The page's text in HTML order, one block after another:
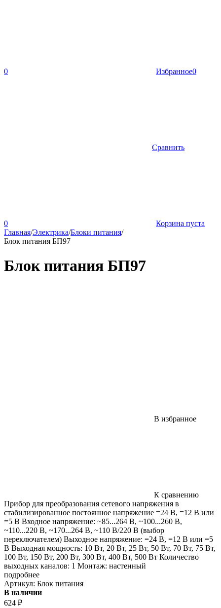
0 Избранное0
Сравнить
0
Корзина пуста
Главная/Электрика/Блоки питания/
Блок питания БП97
Блок питания БП97
В избранное
К сравнению
Прибор для преобразования сетевого напряжения в
стабилизированное постоянное напряжение =24 В, =12 В или
=5 В Входное напряжение: ~85...264 В, ~100...260 В,
~110...220 В, ~170...264 В, ~110 В/220 В (выбор
переключателем) Выходное напряжение: =24 В, =12 В или =5
В Выходная мощность: 10 Вт, 20 Вт, 25 Вт, 50 Bт, 70 Вт, 75 Вт,
100 Вт, 150 Вт, 200 Bт, 300 Bт, 400 Вт, 500 Вт Количество
выходных каналов: 1 Монтаж: настенный
подробнее
Артикул: Блок питания
В наличии
624 ₽